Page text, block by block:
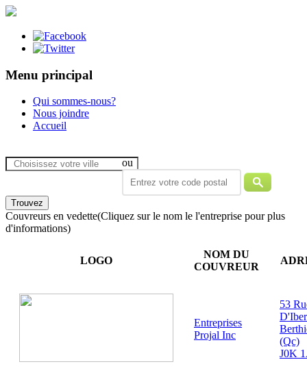
Menu principal
Qui sommes-nous?
Nous joindre
Accueil
ou
Couvreurs en vedette(Cliquez sur le nom le l'entreprise pour plus
d'informations)
LOGO
NOM DU
COUVREUR
Entreprises
Projal Inc
53
(Qc)
J0K